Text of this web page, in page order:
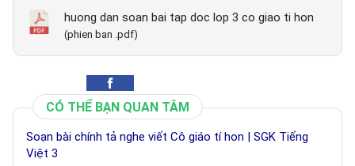
huong dan soan bai tap doc lop 3 co giao ti hon
(phien ban .pdf)
CÓ THỂ BẠN QUAN TÂM
Soạn bài chính tả nghe viết Cô giáo tí hon | SGK Tiếng
Việt 3